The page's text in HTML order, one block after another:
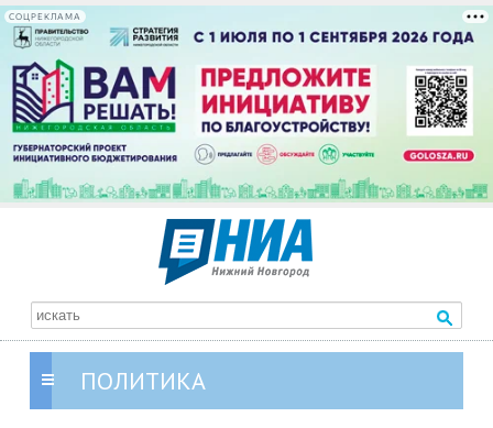
СОЦРЕКЛАМА
ПОЛИТИКА